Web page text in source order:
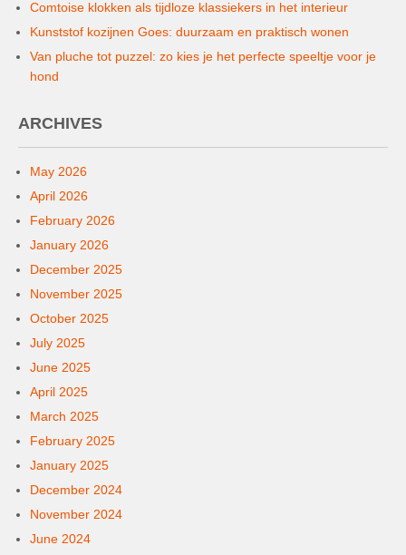
Comtoise klokken als tijdloze klassiekers in het interieur
Kunststof kozijnen Goes: duurzaam en praktisch wonen
Van pluche tot puzzel: zo kies je het perfecte speeltje voor je
hond
ARCHIVES
May 2026
April 2026
February 2026
January 2026
December 2025
November 2025
October 2025
July 2025
June 2025
April 2025
March 2025
February 2025
January 2025
December 2024
November 2024
June 2024